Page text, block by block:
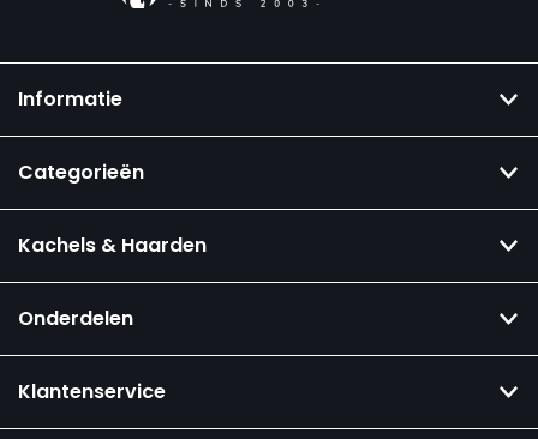
Informatie
Categorieën
Kachels & Haarden
Onderdelen
Klantenservice